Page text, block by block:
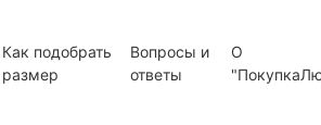
Как подобрать
размер
Вопросы и
ответы
О